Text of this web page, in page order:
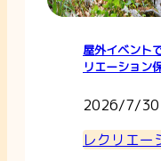
屋外イベント
リエーション
2026/7/30
レクリエー